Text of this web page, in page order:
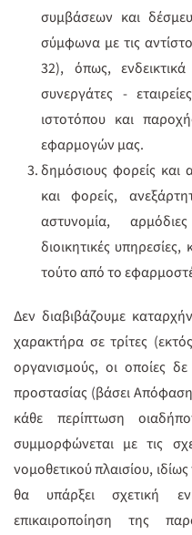
συμβάσεων και
σύμφωνα με τις
32), όπως, ενδεικτικά
συνεργάτες -
ιστοτόπου και
εφαρμογών μας.
δημόσιους φορείς και
και φορείς,
αστυνομία,
διοικητικές
τούτο από το
Δεν διαβιβάζουμε
χαρακτήρα σε τρίτες
οργανισμούς, οι οποίες
προστασίας (βάσει
κάθε περίπτωση
συμμορφώνεται με τις
νομοθετικού πλαισίου,
θα υπάρξει σχετική
επικαιροποίηση της